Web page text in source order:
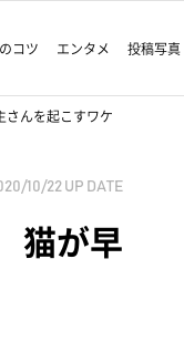
コツ エンタメ 投稿写真
さんを起こすワケ
10/22 UP DATE
猫が早